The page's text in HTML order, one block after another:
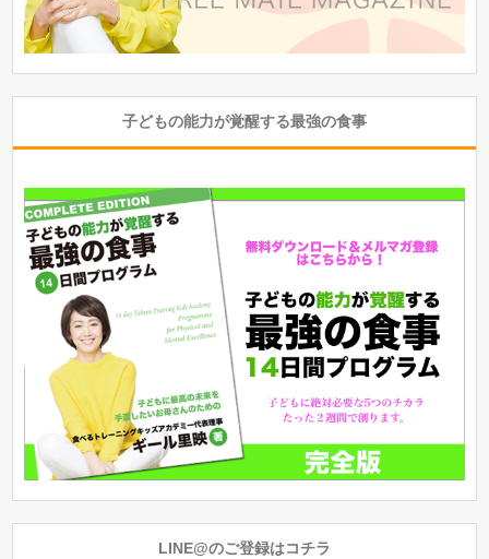
子どもの能力が覚醒する最強の食事
LINE@のご登録はコチラ